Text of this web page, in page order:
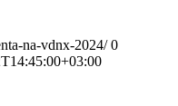
na-vdnx-2024/ 0